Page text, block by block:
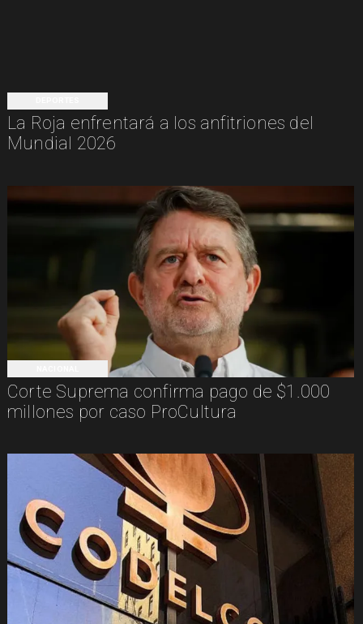
La Roja enfrentará a los anfitriones del
Mundial 2026
Corte Suprema confirma pago de $1.000
millones por caso ProCultura